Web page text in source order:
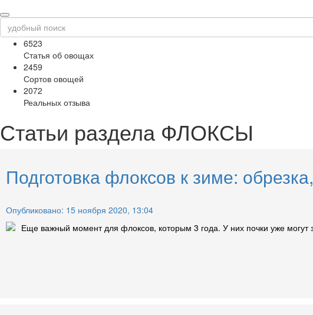
6523
Статья об овощах
2459
Сортов овощей
2072
Реальных отзыва
Статьи раздела ФЛОКСЫ
Подготовка флоксов к зиме:
Опубликовано: 15 ноября 2020, 13:04
Еще важный момент для флоксов, которым 3 года. У них почки уже